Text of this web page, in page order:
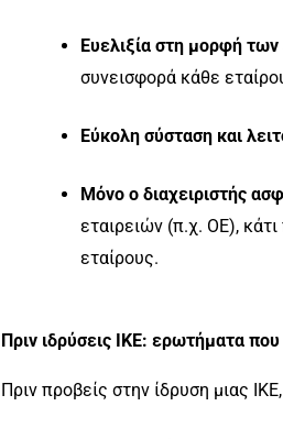
Ευελιξία στη μορφή
συνεισφορά κάθε
Εύκολη σύσταση και
Μόνο ο διαχειριστής
εταιρειών (π.χ. ΟΕ),
εταίρους.
Πριν ιδρύσεις ΙΚΕ: ερωτήματα
Πριν προβείς στην ίδρυση μιας